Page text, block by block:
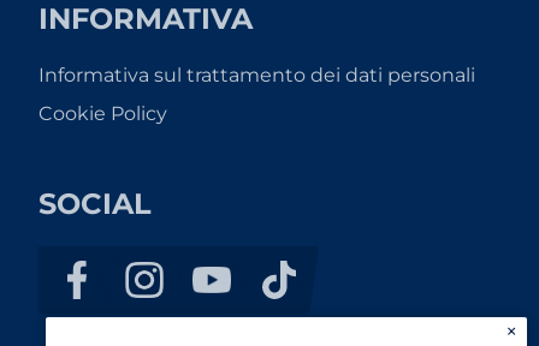
INFORMATIVA
Informativa sul trattamento dei dati personali
Cookie Policy
SOCIAL
×